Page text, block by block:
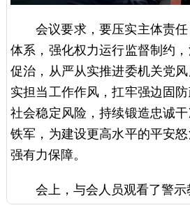
会议要求，要压实主体责
体系，强化权力运行监督制约
促治，从严从实推进委机关党
实担当工作作风，扛牢强边固
社会稳定风险，持续锻造忠诚
铁军，为建设更高水平的平安
强有力保障。
会上，与会人员观看了警示